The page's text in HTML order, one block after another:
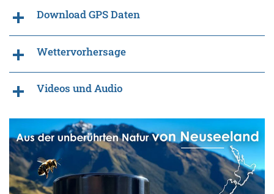
Download GPS Daten
Wettervorhersage
Videos und Audio